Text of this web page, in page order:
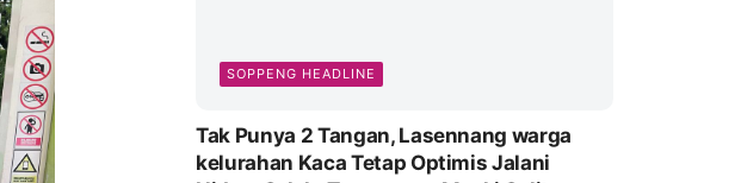
SOPPENG HEADLINE
Tak Punya 2 Tangan, Lasennang warga
kelurahan Kaca Tetap Optimis Jalani